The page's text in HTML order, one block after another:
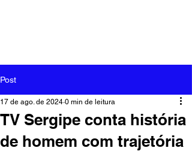
Post
TV Sergipe conta história
de homem com trajetória
17 de ago. de 2024 0 min de leitura